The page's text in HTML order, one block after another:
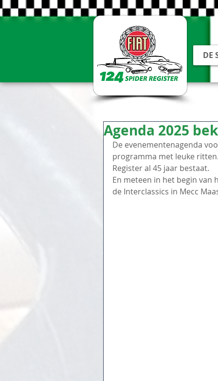
DE
Agenda 2025
De evenementenagenda
programma met leuke
Register al 45 jaar bestaat.
En meteen in het begin van
de Interclassics in Mecc